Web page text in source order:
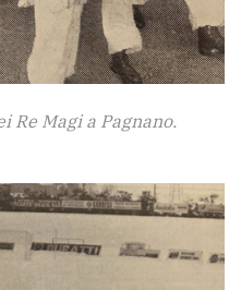
Re Magi a Pagnano.